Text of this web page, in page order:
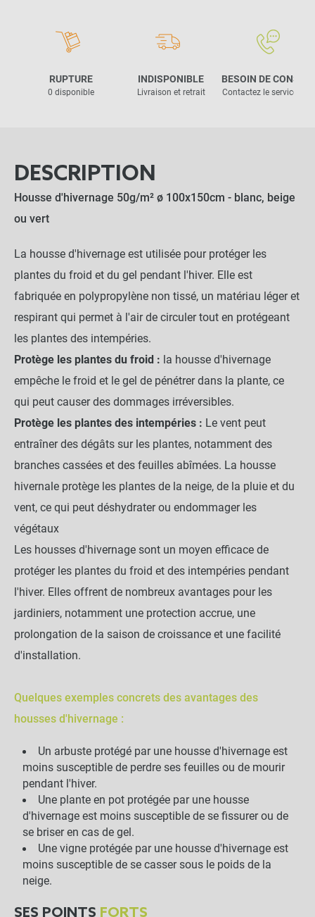
RUPTURE
0 disponible
INDISPONIBLE
Livraison et retrait
BESOIN DE CONSEIL
Contactez le service
DESCRIPTION
Housse d'hivernage 50g/m² ø 100x150cm - blanc, beige
ou vert
La housse d'hivernage est utilisée pour protéger les
plantes du froid et du gel pendant l'hiver. Elle est
fabriquée en polypropylène non tissé, un matériau léger et
respirant qui permet à l'air de circuler tout en protégeant
les plantes des intempéries.
Protège les plantes du froid : la housse d'hivernage
empêche le froid et le gel de pénétrer dans la plante, ce
qui peut causer des dommages irréversibles.
Protège les plantes des intempéries : Le vent peut
entraîner des dégâts sur les plantes, notamment des
branches cassées et des feuilles abîmées. La housse
hivernale protège les plantes de la neige, de la pluie et du
vent, ce qui peut déshydrater ou endommager les
végétaux
Les housses d'hivernage sont un moyen efficace de
protéger les plantes du froid et des intempéries pendant
l'hiver. Elles offrent de nombreux avantages pour les
jardiniers, notamment une protection accrue, une
prolongation de la saison de croissance et une facilité
d'installation.
Quelques exemples concrets des avantages des
housses d'hivernage :
Un arbuste protégé par une housse d'hivernage est
moins susceptible de perdre ses feuilles ou de mourir
pendant l'hiver.
Une plante en pot protégée par une housse
d'hivernage est moins susceptible de se fissurer ou de
se briser en cas de gel.
Une vigne protégée par une housse d'hivernage est
moins susceptible de se casser sous le poids de la
neige.
SES POINTS FORTS